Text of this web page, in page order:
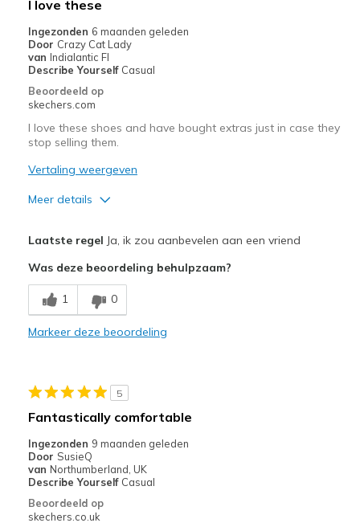
href="javascript:location.href=location.pathname;">hier</a>
de
page
met
de
migratiegeschiedenis
van
de
page_id
bezoeken.
I love these
Ingezonden 6 maanden geleden
Door Crazy Cat Lady
van Indialantic Fl
Describe Yourself Casual
Beoordeeld op
skechers.com
I love these shoes and have bought extras just in case they
stop selling them.
Vertaling weergeven
Meer details
Breathe Well
Comfortable
Sizing
Feels true to size
View On Shoes
Shoes are for Wearing
Laatste regel Ja, ik zou aanbevelen aan een vriend
Was deze beoordeling behulpzaam?
1 0
Markeer deze beoordeling
5
Fantastically comfortable
Ingezonden 9 maanden geleden
Door SusieQ
van Northumberland, UK
Describe Yourself Casual
Beoordeeld op
skechers.co.uk